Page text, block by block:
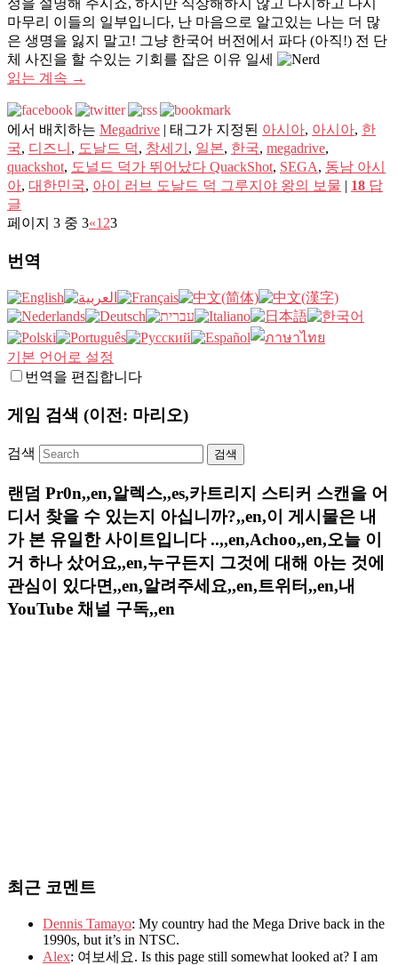
정을 설명해 주시죠, 하지만 식상해하지 않고 다시하고 다시
마무리 이들의 일부입니다, 난 마음으로 알고있는 나는 더 많
은 생명을 잃지 말고! 그냥 한국어 버전에서 파다 (아직!) 전 단
체 사진을 할 수있는 기회를 잡은 이유 일세
읽는 계속 →
에서 배치하는 Megadrive | 태그가 지정된 아시아, 아시아, 한
국, 디즈니 , 도날드 덕, 창세기 , 일본, 한국, megadrive,
quackshot, 도널드 덕가 뛰어났다 QuackShot, SEGA, 동남 아시
아, 대한민국, 아이 러브 도날드 덕 그루지야 왕의 보물 | 18 답
글
페이지 3 중 3«1 23
번역
기본 언어로 설정
번역을 편집합니다
게임 검색 (이전: 마리오)
검색
랜덤 Pr0n,,en,알렉스,,es,카트리지 스티커 스캔을 어
디서 찾을 수 있는지 아십니까?,,en,이 게시물은 내
가 본 유일한 사이트입니다 ..,,en,Achoo,,en,오늘 이
거 하나 샀어요,,en,누구든지 그것에 대해 아는 것에
관심이 있다면,,en,알려주세요,,en,트위터,,en,내
YouTube 채널 구독,,en
최근 코멘트
Dennis Tamayo: My country had the Mega Drive back in the
1990s, but it’s in NTSC.
Alex: 여보세요. Is this page still somewhat looked at? I am